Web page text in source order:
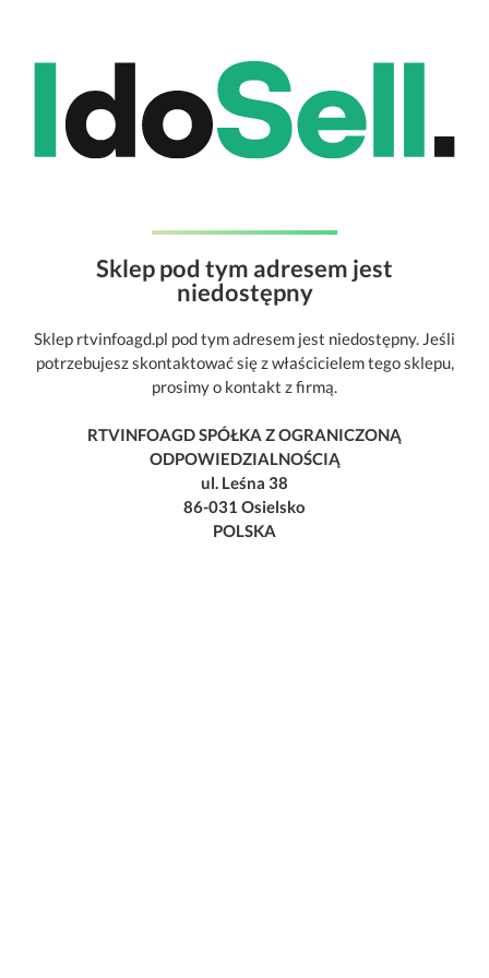
Sklep pod tym adresem jest
niedostępny
Sklep rtvinfoagd.pl pod tym adresem jest niedostępny. Jeśli
potrzebujesz skontaktować się z właścicielem tego sklepu,
prosimy o kontakt z firmą.
RTVINFOAGD SPÓŁKA Z OGRANICZONĄ
ODPOWIEDZIALNOŚCIĄ
ul. Leśna 38
86-031 Osielsko
POLSKA